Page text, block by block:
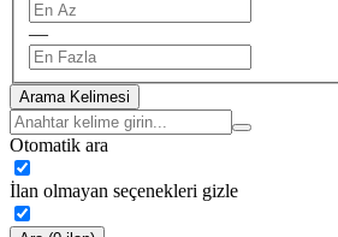
—
Arama Kelimesi
Otomatik ara
İlan olmayan seçenekleri gizle